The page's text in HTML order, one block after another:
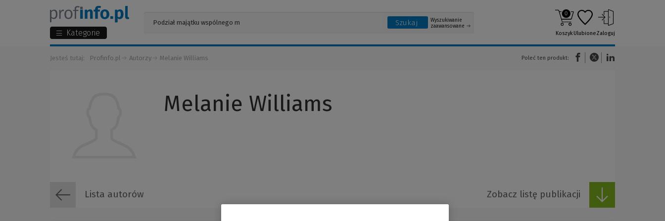
Kategorie
Szukaj
Wyszukiwanie
zaawansowane
0
KoszykUlubioneZaloguj
Jesteś tutaj: Profinfo.pl Autorzy Melanie Williams Poleć ten produkt:
(Nowe okno)(Link do innej strony)
Melanie Williams
Lista autorów Zobacz listę publikacji